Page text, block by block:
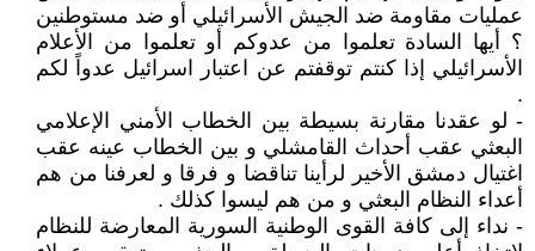
عمليات مقاومة ضد الجيش الأسرائيلي أو ضد مستوطنين
؟ أيها السادة تعلموا من عدوكم أو تعلموا من الأعلام
الأسرائيلي إذا كنتم توقفتم عن اعتبار اسرائيل عدواً لكم
.
- لو عقدنا مقارنة بسيطة بين الخطاب الأمني الإعلامي
البعثي عقب أحداث القامشلي و بين الخطاب عينه عقب
اغتيال دمشق الأخير لرأينا تناقضا و فرقا و لعرفنا من هم
أعداء النظام البعثي و من هم ليسوا كذلك .
- نداء إلى كافة القوى الوطنية السورية المعارضة للنظام